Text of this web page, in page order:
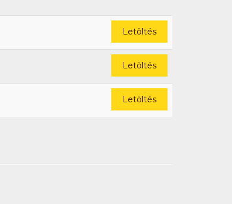
Letöltés
Letöltés
Letöltés